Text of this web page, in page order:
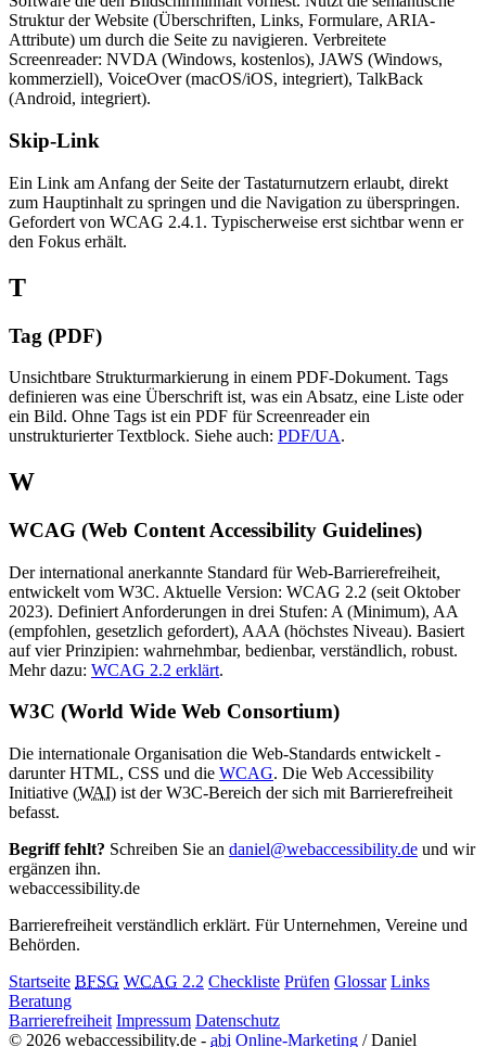
Struktur der Website (Überschriften, Links, Formulare, ARIA-
Attribute) um durch die Seite zu navigieren. Verbreitete
Screenreader: NVDA (Windows, kostenlos), JAWS (Windows,
kommerziell), VoiceOver (macOS/iOS, integriert), TalkBack
(Android, integriert).
Skip-Link
Ein Link am Anfang der Seite der Tastaturnutzern erlaubt, direkt
zum Hauptinhalt zu springen und die Navigation zu überspringen.
Gefordert von WCAG 2.4.1. Typischerweise erst sichtbar wenn er
den Fokus erhält.
T
Tag (PDF)
Unsichtbare Strukturmarkierung in einem PDF-Dokument. Tags
definieren was eine Überschrift ist, was ein Absatz, eine Liste oder
ein Bild. Ohne Tags ist ein PDF für Screenreader ein
unstrukturierter Textblock. Siehe auch: PDF/UA.
W
WCAG (Web Content Accessibility Guidelines)
Der international anerkannte Standard für Web-Barrierefreiheit,
entwickelt vom W3C. Aktuelle Version: WCAG 2.2 (seit Oktober
2023). Definiert Anforderungen in drei Stufen: A (Minimum), AA
(empfohlen, gesetzlich gefordert), AAA (höchstes Niveau). Basiert
auf vier Prinzipien: wahrnehmbar, bedienbar, verständlich, robust.
Mehr dazu: WCAG 2.2 erklärt.
W3C (World Wide Web Consortium)
Die internationale Organisation die Web-Standards entwickelt -
darunter HTML, CSS und die WCAG. Die Web Accessibility
Initiative (WAI) ist der W3C-Bereich der sich mit Barrierefreiheit
befasst.
Begriff fehlt? Schreiben Sie an daniel@webaccessibility.de und wir
ergänzen ihn.
webaccessibility.de
Barrierefreiheit verständlich erklärt. Für Unternehmen, Vereine und
Behörden.
Startseite BFSG WCAG 2.2 Checkliste Prüfen Glossar Links
Beratung
Barrierefreiheit Impressum Datenschutz
© 2026 webaccessibility.de - abi Online-Marketing / Daniel